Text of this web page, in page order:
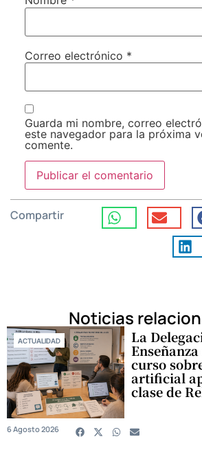
Correo electrónico *
Guarda mi nombre, correo
este navegador para la próxima
comente.
Compartir
Noticias
ACTUALIDAD La
curso
artificial
clase de
6 Agosto 2026